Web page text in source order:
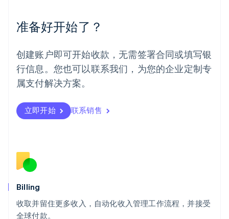
准备好开始了？
创建账户即可开始收款，无需签署合同或填写银
行信息。您也可以联系我们，为您的企业定制专
属支付解决方案。
立即开始 联系销售
Billing
收取并留住更多收入，自动化收入管理工作流程，并接受
全球付款。
挪威
葡萄牙
Português English
日本
日本語English
瑞典
瑞士
DeutschFrançais
English
斯洛文尼亚
泰国
ไทยEnglish
希腊